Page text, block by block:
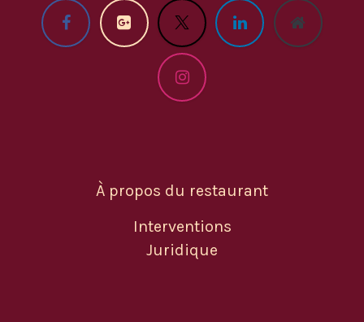
À propos du restaurant
Interventions
Juridique